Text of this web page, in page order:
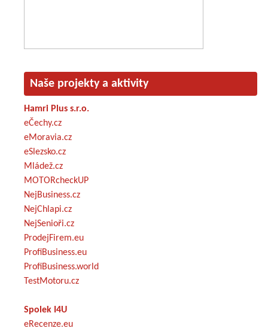
Naše projekty a aktivity
Hamri Plus s.r.o.
eČechy.cz
eMoravia.cz
eSlezsko.cz
Mládež.cz
MOTORcheckUP
NejBusiness.cz
NejChlapi.cz
NejSenioři.cz
ProdejFirem.eu
ProfiBusiness.eu
ProfiBusiness.world
TestMotoru.cz
Spolek I4U
eRecenze.eu